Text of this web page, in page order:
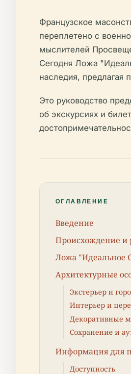
Французское
переплетено с
мыслителей
Сегодня Ложа
наследия, предлагая
Это руководство
об экскурсиях и
ОГЛАВЛЕНИЕ
Введение
Происхождение и
Ложа "Идеальное
Архитектурные
Экстерьер и
Интерьер и
Декоративные
Сохранение и
Информация для
Доступность